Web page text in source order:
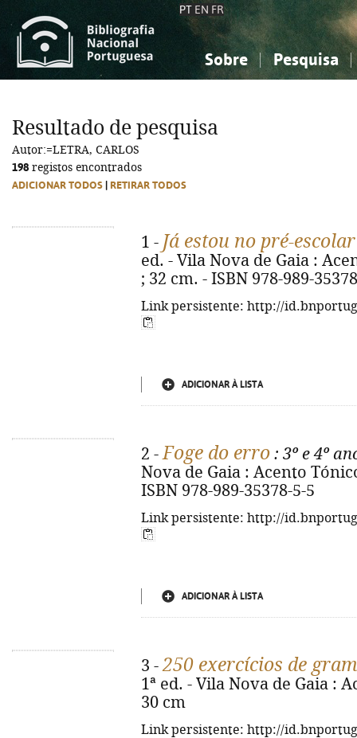
PT EN FR
Sobre Pesquisa
Ciências sociais...
Ciências sociais...
Resultado de pesquisa
Autor:=LETRA, CARLOS
198 registos encontrados
ADICIONAR TODOS RETIRAR TODOS
1 - Já estou no pré-escolar
ed. - Vila Nova de Gaia :
; 32 cm. - ISBN 978-989-
Link persistente: http://
ADICIONAR À LISTA
2 -Foge do erro : 3º e 4º
Nova de Gaia : Acento
ISBN 978-989-35378-5-5
Link persistente: http://
ADICIONAR À LISTA
3 -250 exercícios de
1ª ed. - Vila Nova de Gaia :
30 cm
Link persistente: http://